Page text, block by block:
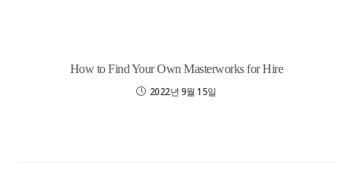
How to Find Your Own Masterworks for Hire
2022년 9월 15일